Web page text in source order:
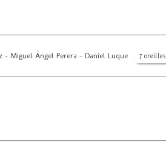
- Miguel Ángel Perera - Daniel Luque 7 oreilles